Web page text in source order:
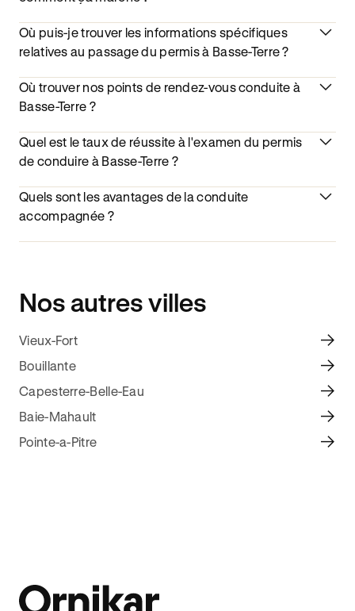
Où puis-je trouver les informations spécifiques
relatives au passage du permis à Basse-Terre ?
Où trouver nos points de rendez-vous conduite à
Basse-Terre ?
Quel est le taux de réussite à l'examen du permis
de conduire à Basse-Terre ?
Quels sont les avantages de la conduite
accompagnée ?
Nos autres villes
Vieux-Fort
Bouillante
Capesterre-Belle-Eau
Baie-Mahault
Pointe-a-Pitre